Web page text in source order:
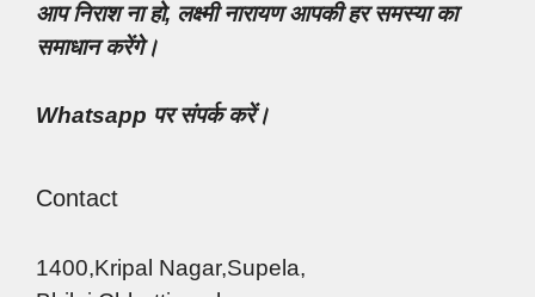
आप निराश ना हो, लक्ष्मी नारायण आपकी हर समस्या का
समाधान करेंगे।
Whatsapp पर संपर्क करें।
Contact
1400,Kripal Nagar,Supela,